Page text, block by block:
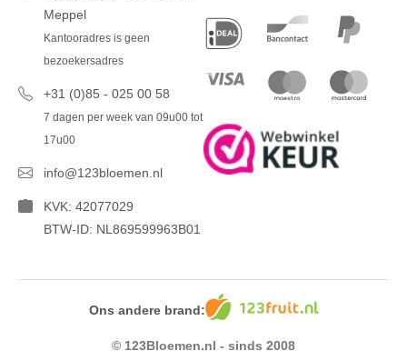
Meppel
Kantooradres is geen
bezoekersadres
+31 (0)85 - 025 00 58
7 dagen per week van 09u00 tot
17u00
info@123bloemen.nl
KVK: 42077029
BTW-ID: NL869599963B01
Ons andere brand:
© 123Bloemen.nl - sinds 2008